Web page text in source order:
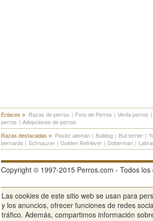
Enlaces Razas de perros | Foro de Perros | Venta perros |
perros | Adopciones de perros
Razas destacadas
Pastor alemán | Bulldog | Bull terrier |
bernardo | Schnauzer | Golden Retriever | Doberman |
Copyright © 1997-2015 Perros.com - Todos
Publicidad en Perros.com | Contacte |
privacidad
Las cookies de este sitio web se usan para
y los anuncios, ofrecer funciones de redes
tráfico. Además, compartimos información